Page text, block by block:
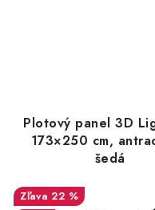
Plotový panel 3D
173×250 cm,
šedá
22 %